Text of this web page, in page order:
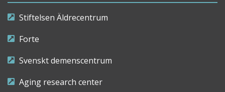
Stiftelsen Äldrecentrum
Forte
Svenskt demenscentrum
Aging research center